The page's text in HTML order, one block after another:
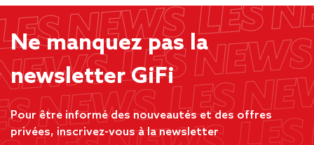
Ne manquez pas la
newsletter GiFi
Pour être informé des nouveautés et des offres
privées, inscrivez-vous à la newsletter